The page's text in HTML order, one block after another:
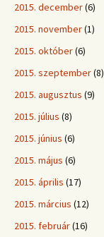
2015. december(6)
2015. november(1)
2015. október(6)
2015. szeptember(8)
2015. augusztus (9)
2015. július (8)
2015. június (6)
2015. május (6)
2015. április (17)
2015. március (12)
2015. február(16)